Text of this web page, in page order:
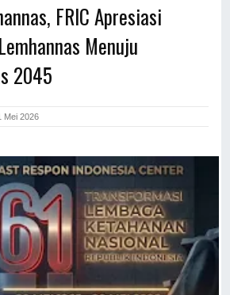
FRIC Apresiasi
Menuju
2045
Mei 2026